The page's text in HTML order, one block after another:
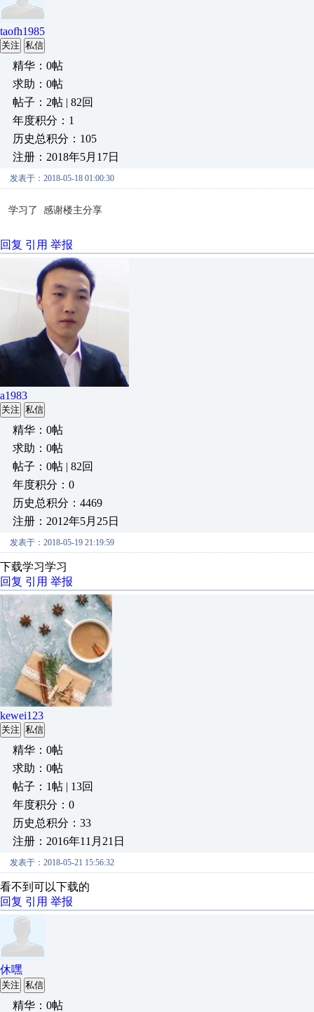
taofh1985
关注 私信
精华：0帖
求助：0帖
帖子：2帖 | 82回
年度积分：1
历史总积分：105
注册：2018年5月17日
发表于：2018-05-18 01:00:30
学习了 感谢楼主分享
回复 引用 举报
a1983
关注 私信
精华：0帖
求助：0帖
帖子：0帖 | 82回
年度积分：0
历史总积分：4469
注册：2012年5月25日
发表于：2018-05-19 21:19:59
下载学习学习
回复 引用 举报
kewei123
关注 私信
精华：0帖
求助：0帖
帖子：1帖 | 13回
年度积分：0
历史总积分：33
注册：2016年11月21日
发表于：2018-05-21 15:56:32
看不到可以下载的
回复 引用 举报
休嘿
关注 私信
精华：0帖